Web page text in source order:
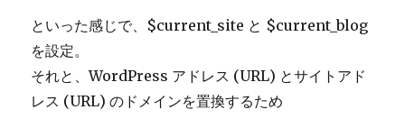
といった感じで、$current_site と $current_blog
を設定。
それと、WordPress アドレス (URL) とサイトアド
レス (URL) のドメインを置換するため